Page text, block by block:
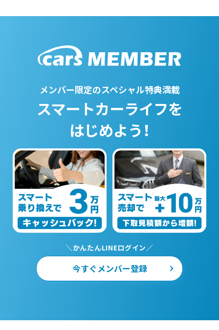
メンバー限定のスペシャル特典満載
スマートカーライフを
はじめよう！
＼かんたんLINEログイン／
今すぐメンバー登録